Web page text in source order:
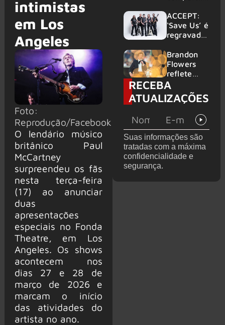
intimistas
em Los
Angeles
Foto:
Reprodução/Facebook
O lendário músico
britânico Paul
McCartney
surpreendeu os fãs
nesta terça-feira
(17) ao anunciar
duas
apresentações
especiais no Fonda
Theatre, em Los
Angeles. Os shows
acontecem nos
dias 27 e 28 de
março de 2026 e
marcam o início
das atividades do
artista no ano.
vivo de
“Fortress”
gravada
am Ring
2026
ACCEPT:
‘Save Us’ é
regravada
membros
do GHOST
e KORN
Brandon
Flowers
reflete
sobre o
futuro e
levanta
de de
deixar os
palcos
RECEBA
ATUALIZAÇÕES
Suas informações são
tratadas com a máxima
confidencialidade e
segurança.